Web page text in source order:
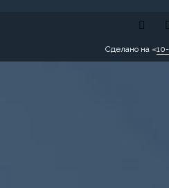
Сделано на «